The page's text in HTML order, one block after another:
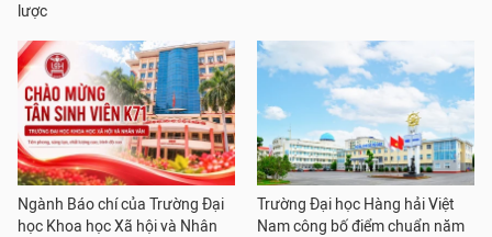
lược
Ngành Báo chí của Trường Đại
học Khoa học Xã hội và Nhân
Trường Đại học Hàng hải Việt
Nam công bố điểm chuẩn năm